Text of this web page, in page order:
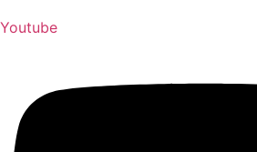
Youtube